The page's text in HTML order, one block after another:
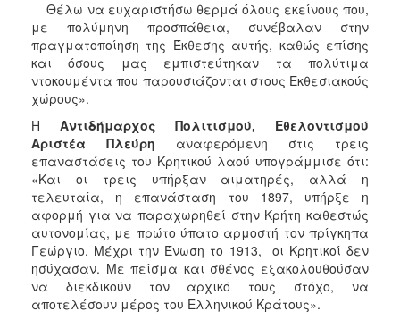
Θέλω να ευχαριστήσω θερμά όλους εκείνους που,
με πολύμηνη προσπάθεια, συνέβαλαν στην
πραγματοποίηση της Έκθεσης αυτής, καθώς επίσης
και όσους μας εμπιστεύτηκαν τα πολύτιμα
ντοκουμέντα που παρουσιάζονται στους Εκθεσιακούς
χώρους».
Η Αντιδήμαρχος Πολιτισμού, Εθελοντισμού
Αριστέα Πλεύρη αναφερόμενη στις τρεις
επαναστάσεις του Κρητικού λαού υπογράμμισε ότι:
«Και οι τρεις υπήρξαν αιματηρές, αλλά η
τελευταία, η επανάσταση του 1897, υπήρξε η
αφορμή για να παραχωρηθεί στην Κρήτη καθεστώς
αυτονομίας, με πρώτο ύπατο αρμοστή τον πρίγκηπα
Γεώργιο. Μέχρι την Ένωση το 1913, οι Κρητικοί δεν
ησύχασαν. Με πείσμα και σθένος εξακολουθούσαν
να διεκδικούν τον αρχικό τους στόχο, να
αποτελέσουν μέρος του Ελληνικού Κράτους».